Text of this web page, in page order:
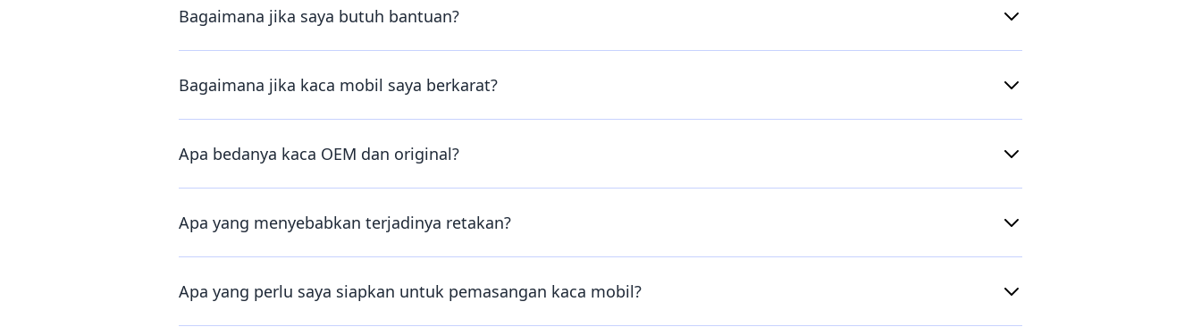
Bagaimana jika saya butuh bantuan?
Bagaimana jika kaca mobil saya berkarat?
Apa bedanya kaca OEM dan original?
Apa yang menyebabkan terjadinya retakan?
Apa yang perlu saya siapkan untuk pemasangan kaca mobil?